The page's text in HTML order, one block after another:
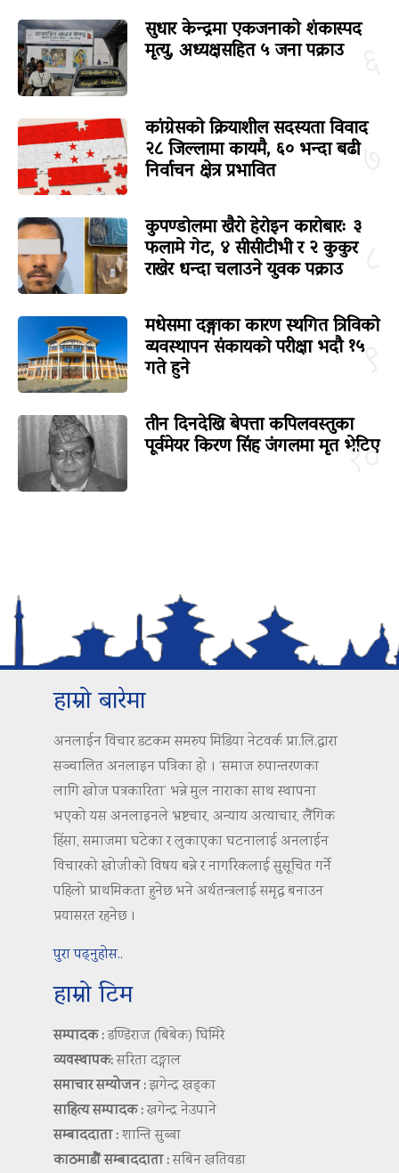
सुधार केन्द्रमा एकजनाको शंकास्पद
मृत्यु, अध्यक्षसहित ५ जना पक्राउ
७
कांग्रेसको क्रियाशील सदस्यता विवाद
२८ जिल्लामा कायमै, ६० भन्दा बढी
निर्वाचन क्षेत्र प्रभावित
कुपण्डोलमा खैरो हेरोइन कारोबारः ३
फलामे गेट, ४ सीसीटीभी र २ कुकुर
राखेर धन्दा चलाउने युवक पक्राउ
९
मधेसमा दङ्गाका कारण स्थगित त्रिविको
व्यवस्थापन संकायको परीक्षा भदौ १५
गते हुने
१०
तीन दिनदेखि बेपत्ता कपिलवस्तुका
पूर्वमेयर किरण सिंह जंगलमा मृत भेटिए
हाम्रो बारेमा
अनलाईन विचार डटकम समरुप मिडिया नेटवर्क प्रा.लि.द्वारा
सञ्चालित अनलाइन पत्रिका हो । ‘समाज रुपान्तरणका
लागि खोज पत्रकारिता’ भन्ने मुल नाराका साथ स्थापना
भएको यस अनलाइनले भ्रष्टचार, अन्याय अत्याचार, लैंगिक
हिंसा, समाजमा घटेका र लुकाएका घटनालाई अनलाईन
विचारको खोजीको विषय बन्ने र नागरिकलाई सुसूचित गर्ने
पहिलो प्राथमिकता हुनेछ भने अर्थतन्त्रलाई समृद्ध बनाउन
प्रयासरत रहनेछ ।
पुरा पढ्नुहोस..
हाम्रो टिम
सम्पादक :डण्डिराज (बिबेक) घिमिरे
व्यवस्थापक:सरिता दङ्गाल
समाचार सम्योजन :झगेन्द्र खड्का
साहित्य सम्पादक :खगेन्द्र नेउपाने
सम्बाददाता :शान्ति सुब्बा
काठमाडौं सम्बाददाता :सबिन खतिवडा